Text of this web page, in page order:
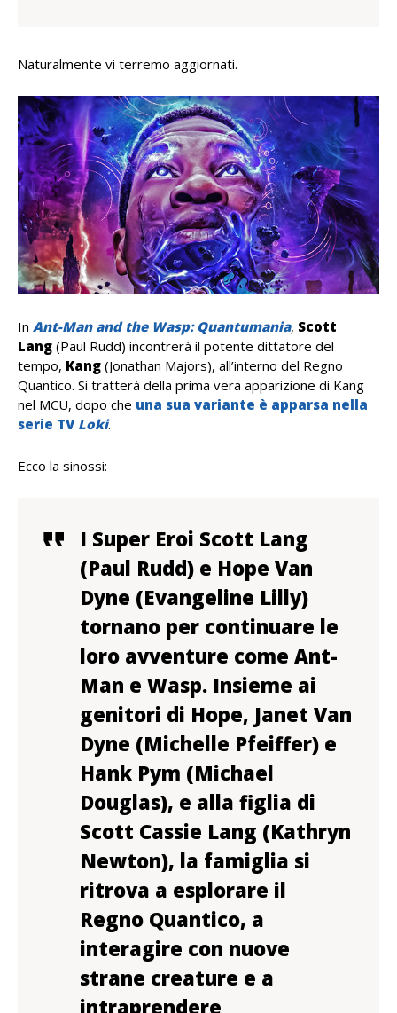
Naturalmente vi terremo aggiornati.
In Ant-Man and the Wasp: Quantumania, Scott
Lang (Paul Rudd) incontrerà il potente dittatore del
tempo, Kang (Jonathan Majors), all’interno del Regno
Quantico. Si tratterà della prima vera apparizione di Kang
nel MCU, dopo che una sua variante è apparsa nella
serie TV Loki.
Ecco la sinossi:
I Super Eroi Scott Lang
(Paul Rudd) e Hope Van
Dyne (Evangeline Lilly)
tornano per continuare le
loro avventure come Ant-
Man e Wasp. Insieme ai
genitori di Hope, Janet Van
Dyne (Michelle Pfeiffer) e
Hank Pym (Michael
Douglas), e alla figlia di
Scott Cassie Lang (Kathryn
Newton), la famiglia si
ritrova a esplorare il
Regno Quantico, a
interagire con nuove
strane creature e a
intraprendere